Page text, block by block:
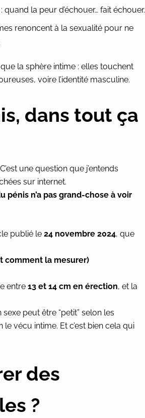
: quand la peur d’échouer… fait échouer.
renoncent à la sexualité pour ne
la sphère intime : elles touchent
voire l’identité masculine.
dans tout ça
une question que j’entends
sur internet.
pénis n’a pas grand-chose à voir
publié le 24 novembre 2024, que
comment la mesurer)
entre 13 et 14 cm en érection, et la
sexe peut être “petit” selon les
vécu intime. Et c’est bien cela qui
des
?